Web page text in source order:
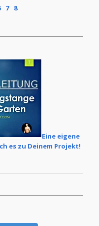
individuelles
7 8
Eine eigene
es zu Deinem Projekt!